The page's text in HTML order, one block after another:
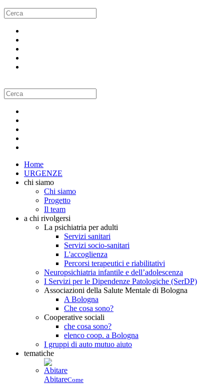
Home
URGENZE
chi siamo
Chi siamo
Progetto
Il team
a chi rivolgersi
La psichiatria per adulti
Servizi sanitari
Servizi socio-sanitari
L'accoglienza
Percorsi terapeutici e riabilitativi
Neuropsichiatria infantile e dell’adolescenza
I Servizi per le Dipendenze Patologiche (SerDP)
Associazioni della Salute Mentale di Bologna
A Bologna
Che cosa sono?
Cooperative sociali
che cosa sono?
elenco coop. a Bologna
I gruppi di auto mutuo aiuto
tematiche
AbitareCome